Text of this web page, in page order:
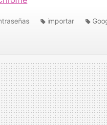
importar